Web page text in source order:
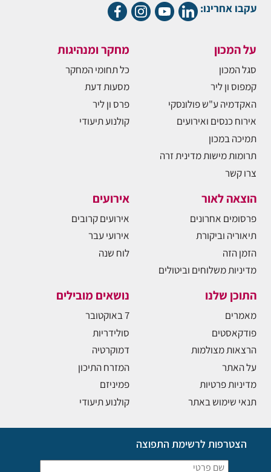
עקבו אחרינו:
על המכון
סגל המכון
קמפוס ון ליר
האקדמיה ע"ש פולונסקי
אירוח כנסים ואירועים
תמיכה במכון
תרומות מישות מדינית זרה
צרו קשר
מחקר ומנהיגות
כל תחומי המחקר
מסעות דעת
פרס ון ליר
קולנוע תיעודי
הוצאה לאור
פרסומים אחרונים
תיאוריה וביקורת
הזמן הזה
מדיניות משלוחים וביטולים
אירועים
אירועים קרובים
אירועי עבר
לוח שנה
התוכן שלנו
מאמרים
פודקאסטים
הרצאות מצולמות
על האתר
מדיניות פרטיות
תנאי שימוש באתר
נושאים מובילים
7 באוקטובר
סולידריות
דמוקרטיה
המזרח התיכון
פמיניזם
קולנוע תיעודי
הצטרפות לרשימת התפוצה